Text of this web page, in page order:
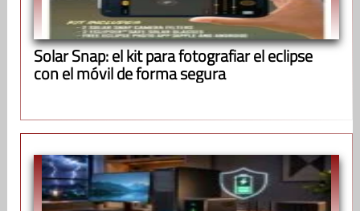
Solar Snap: el kit para fotografiar el eclipse
con el móvil de forma segura